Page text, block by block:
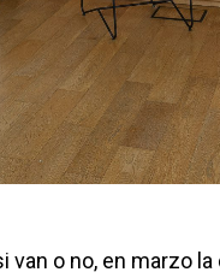
o no, en marzo la